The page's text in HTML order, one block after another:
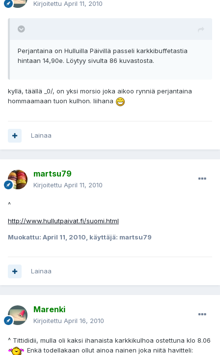
Kirjoitettu April 11, 2010
Perjantaina on Hulluilla Päivillä passeli karkkibuffetastia
hintaan 14,90e. Löytyy sivulta 86 kuvastosta.
kyllä, täällä _0/, on yksi morsio joka aikoo rynniä perjantaina
hommaamaan tuon kulhon. Iiihana
Lainaa
martsu79
Kirjoitettu April 11, 2010
^
http://www.hullutpaivat.fi/suomi.html
Muokattu: April 11, 2010, käyttäjä: martsu79
Lainaa
Marenki
Kirjoitettu April 16, 2010
^ Tittididii, mulla oli kaksi ihanaista karkkikulhoa ostettuna klo 8.06
Enkä todellakaan ollut ainoa nainen joka niitä havitteli: